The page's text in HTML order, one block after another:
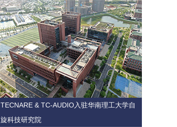
TECNARE & TC-AUDIO入驻华南理工大学自
旋科技研究院